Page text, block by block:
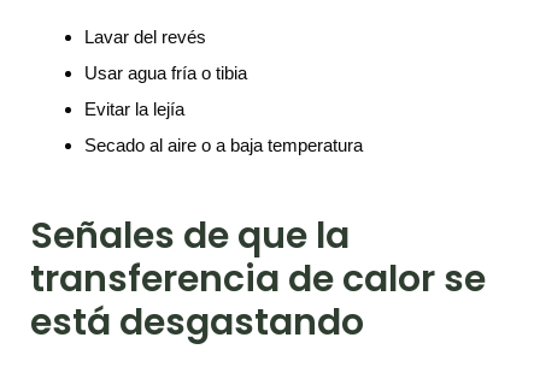
Lavar del revés
Usar agua fría o tibia
Evitar la lejía
Secado al aire o a baja temperatura
Señales de que la
transferencia de calor se
está desgastando